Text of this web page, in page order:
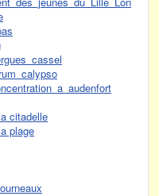
citadelle
plage